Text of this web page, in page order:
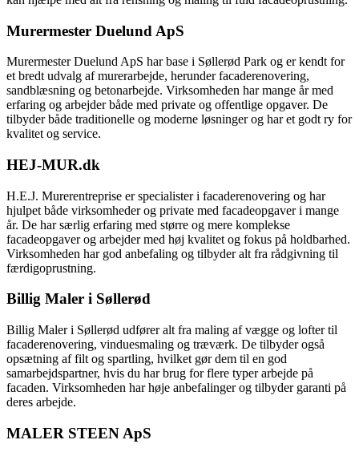
Murermester Duelund ApS
Murermester Duelund ApS har base i Søllerød Park og er kendt for
et bredt udvalg af murerarbejde, herunder facaderenovering,
sandblæsning og betonarbejde. Virksomheden har mange år med
erfaring og arbejder både med private og offentlige opgaver. De
tilbyder både traditionelle og moderne løsninger og har et godt ry for
kvalitet og service.
HEJ-MUR.dk
H.E.J. Murerentreprise er specialister i facaderenovering og har
hjulpet både virksomheder og private med facadeopgaver i mange
år. De har særlig erfaring med større og mere komplekse
facadeopgaver og arbejder med høj kvalitet og fokus på holdbarhed.
Virksomheden har god anbefaling og tilbyder alt fra rådgivning til
færdigoprustning.
Billig Maler i Søllerød
Billig Maler i Søllerød udfører alt fra maling af vægge og lofter til
facaderenovering, vinduesmaling og træværk. De tilbyder også
opsætning af filt og spartling, hvilket gør dem til en god
samarbejdspartner, hvis du har brug for flere typer arbejde på
facaden. Virksomheden har høje anbefalinger og tilbyder garanti på
deres arbejde.
MALER STEEN ApS